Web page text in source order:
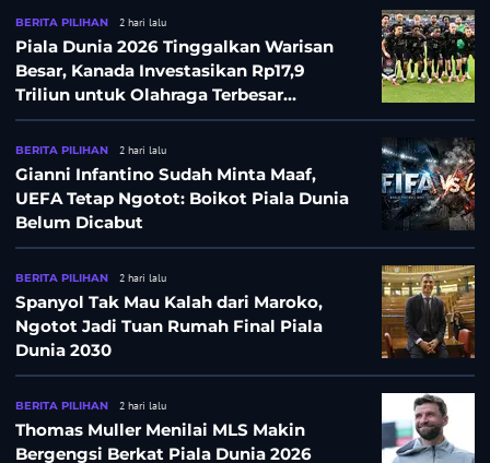
BERITA PILIHAN 2 hari lalu
Piala Dunia 2026 Tinggalkan Warisan
Besar, Kanada Investasikan Rp17,9
Triliun untuk Olahraga Terbesar
Sepanjang Sejarah
BERITA PILIHAN 2 hari lalu
Gianni Infantino Sudah Minta Maaf,
UEFA Tetap Ngotot: Boikot Piala Dunia
Belum Dicabut
BERITA PILIHAN 2 hari lalu
Spanyol Tak Mau Kalah dari Maroko,
Ngotot Jadi Tuan Rumah Final Piala
Dunia 2030
BERITA PILIHAN 2 hari lalu
Thomas Muller Menilai MLS Makin
Bergengsi Berkat Piala Dunia 2026